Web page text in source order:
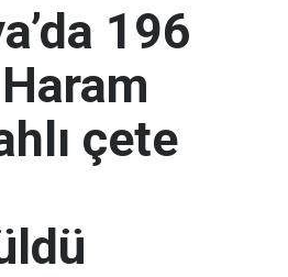
196
çete